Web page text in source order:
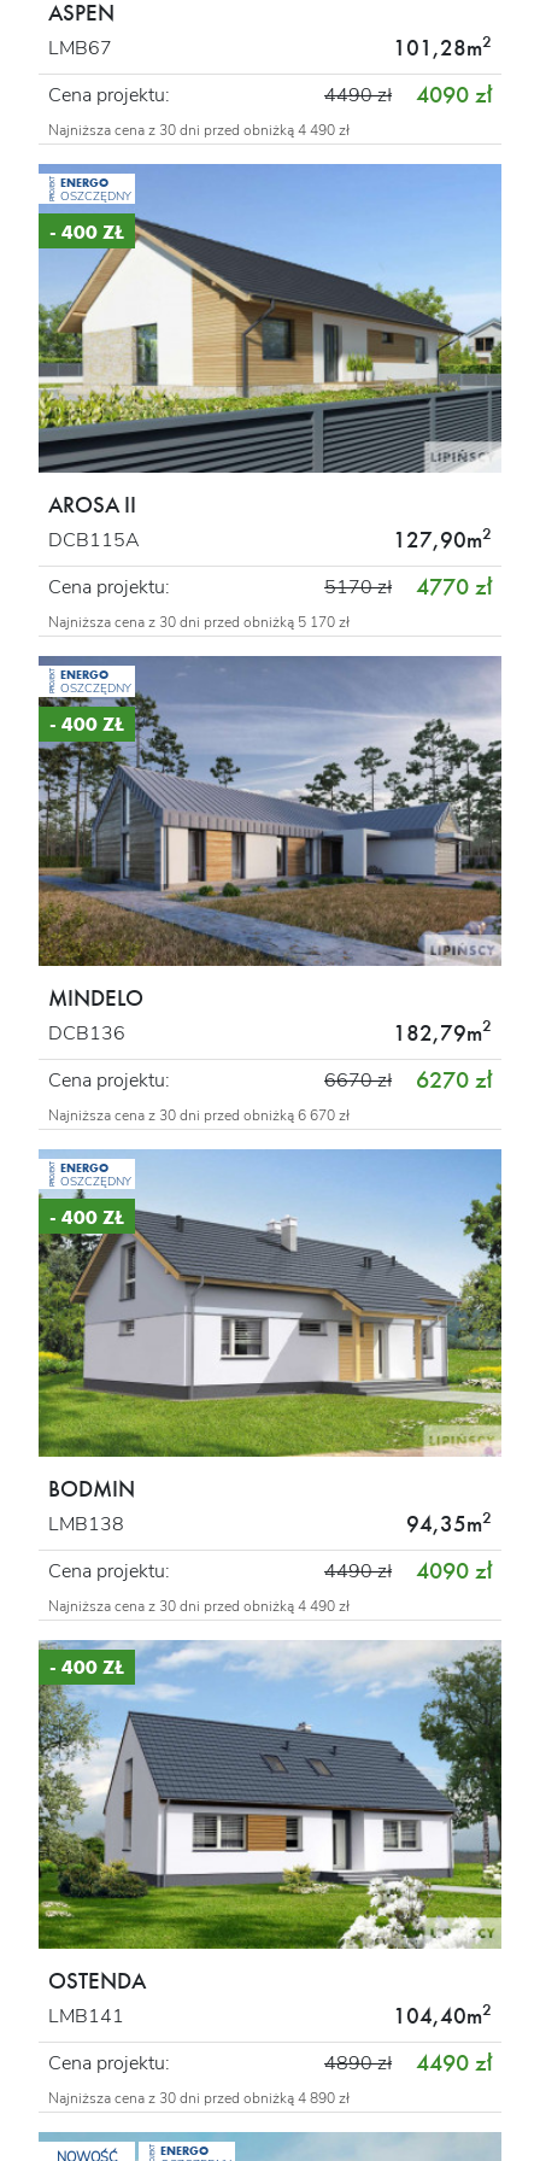
ASPEN
LMB67 101,28m2
Cena projektu: 4090 zł
4490 zł
Najniższa cena z 30 dni przed obniżką 4 490 zł
PROJEKT ENERGO
OSZCZĘDNY
- 400 ZŁ
AROSA II
DCB115A 127,90m2
Cena projektu: 4770 zł
5170 zł
Najniższa cena z 30 dni przed obniżką 5 170 zł
PROJEKT ENERGO
OSZCZĘDNY
- 400 ZŁ
MINDELO
DCB136 182,79m2
Cena projektu: 6270 zł
6670 zł
Najniższa cena z 30 dni przed obniżką 6 670 zł
PROJEKT ENERGO
OSZCZĘDNY
- 400 ZŁ
BODMIN
LMB138 94,35m2
Cena projektu: 4090 zł
4490 zł
Najniższa cena z 30 dni przed obniżką 4 490 zł
- 400 ZŁ
OSTENDA
LMB141 104,40m2
Cena projektu: 4490 zł
4890 zł
Najniższa cena z 30 dni przed obniżką 4 890 zł
ENERGO